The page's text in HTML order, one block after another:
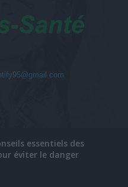
essentiels des
éviter le danger